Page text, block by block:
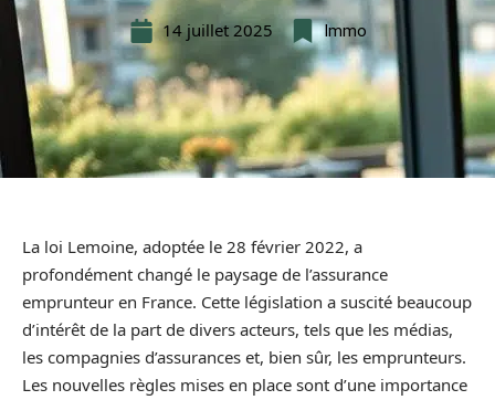
14 juillet 2025 Immo
La loi Lemoine, adoptée le 28 février 2022, a
profondément changé le paysage de l’assurance
emprunteur en France. Cette législation a suscité beaucoup
d’intérêt de la part de divers acteurs, tels que les médias,
les compagnies d’assurances et, bien sûr, les emprunteurs.
Les nouvelles règles mises en place sont d’une importance